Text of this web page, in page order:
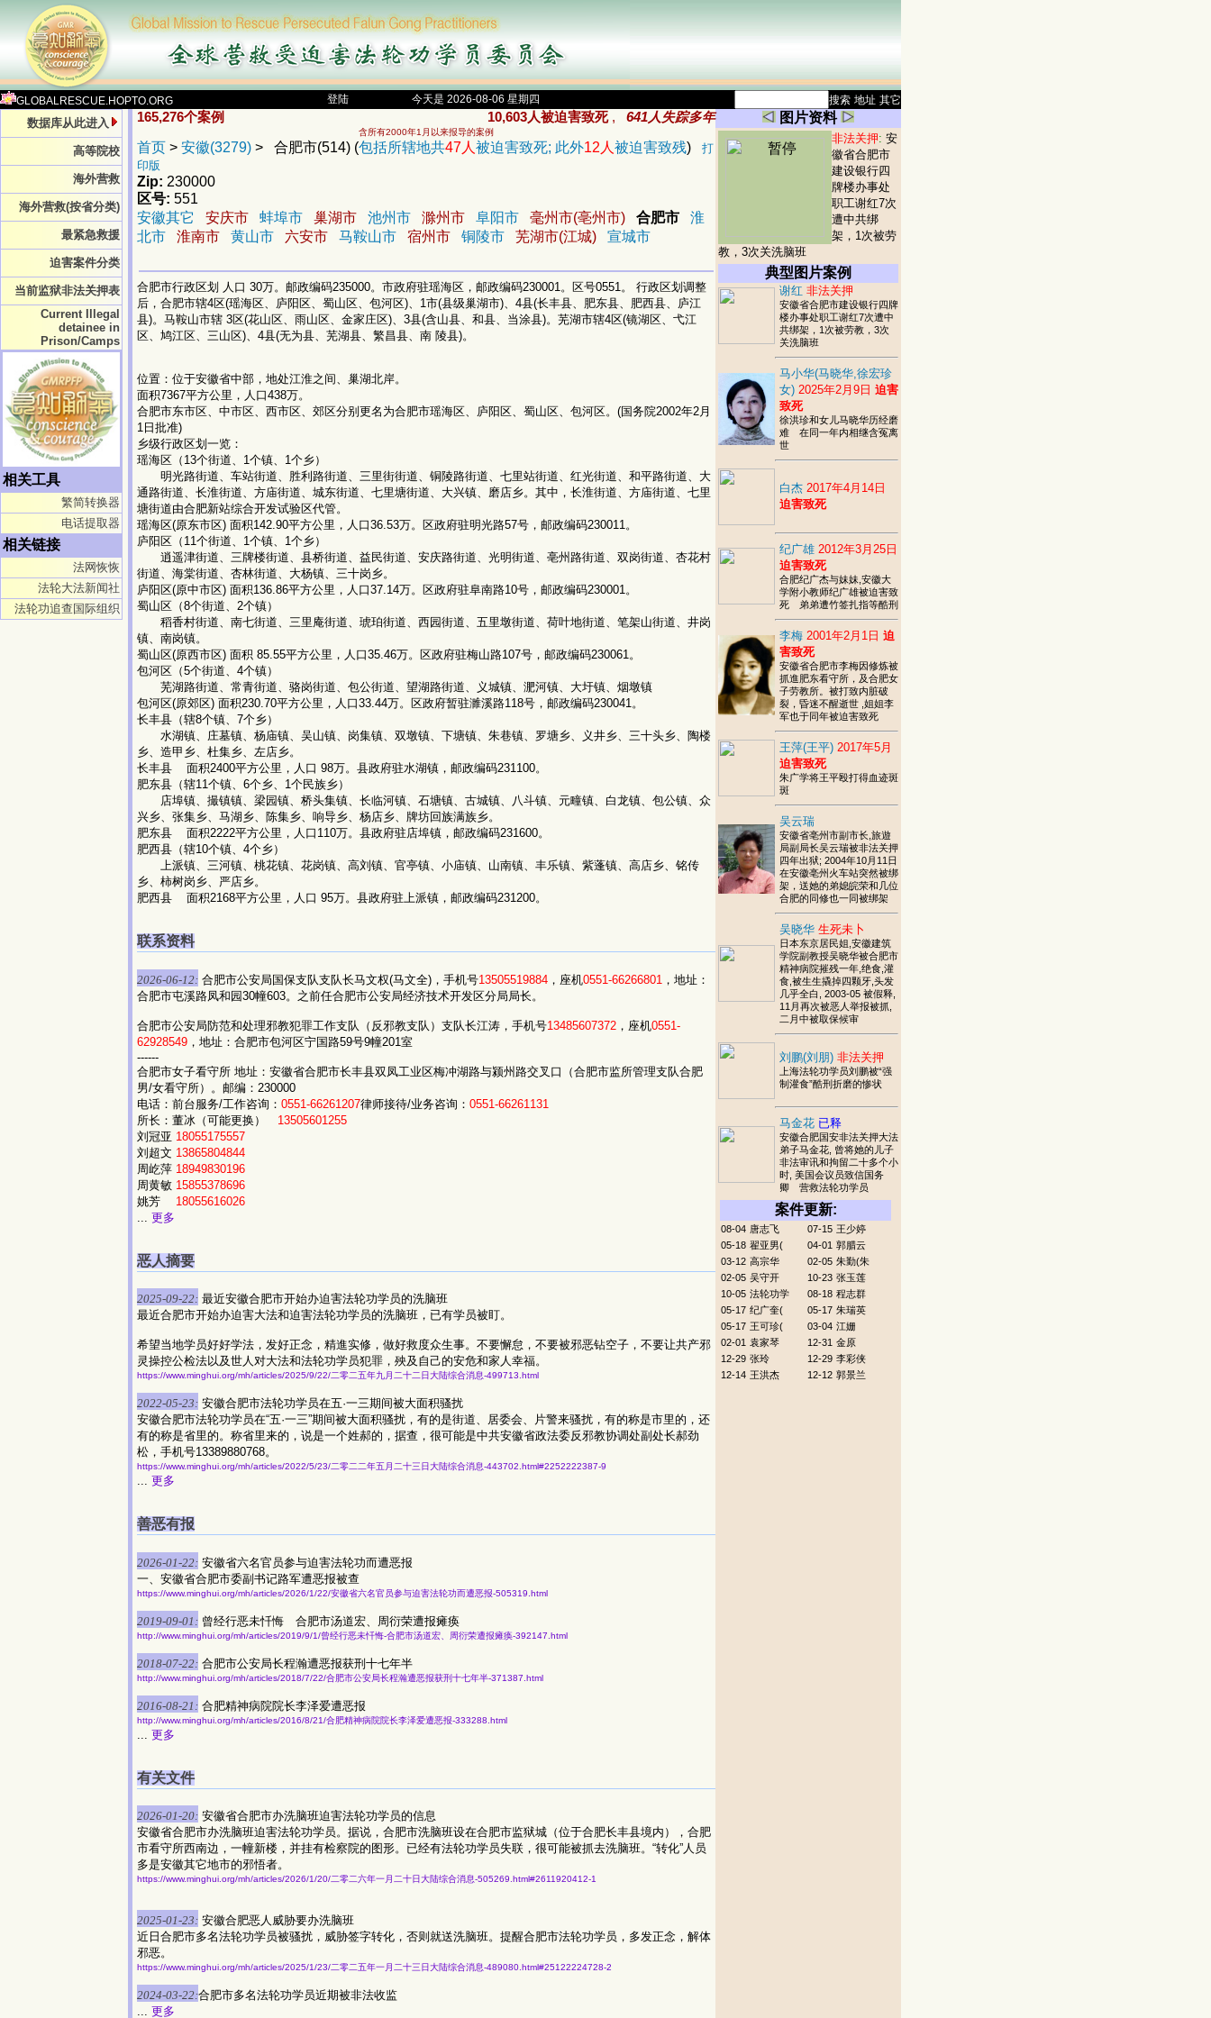
GLOBALRESCUE.HOPTO.ORG 登陆 今天是 2026-08-06 星期四 搜索 地址 其它
数据库从此进入
高等院校
海外营救
海外营救(按省分类)
最紧急救援
迫害案件分类
当前监狱非法关押表
Current Illegal
detainee in
Prison/Camps
相关工具
繁简转换器
电话提取器
相关链接
法网恢恢
法轮大法新闻社
法轮功追查国际组织
165,276个案例 10,603人被迫害致死 , 641人失踪多年
含所有2000年1月以来报导的案例
首页 > 安徽(3279) > 合肥市(514) (包括所辖地共47人 被迫害致死; 此外12人 被迫害致残)
打
印版
Zip: 230000
区号: 551
安徽其它
安庆市 蚌埠市 巢湖市 池州市 滁州市 阜阳市 毫州市(亳州市) 合肥市
淮
北市
淮南市 黄山市 六安市 马鞍山市 宿州市 铜陵市 芜湖市(江城) 宣城市
合肥市行政区划 人口 30万。邮政编码235000。市政府驻瑶海区，邮政编码230001。区号0551。 行政区划调整
后，合肥市辖4区(瑶海区、庐阳区、蜀山区、包河区)、1市(县级巢湖市)、4县(长丰县、肥东县、肥西县、庐江
县)。马鞍山市辖 3区(花山区、雨山区、金家庄区)、3县(含山县、和县、当涂县)。芜湖市辖4区(镜湖区、弋江
区、鸠江区、三山区)、4县(无为县、芜湖县、繁昌县、南 陵县)。
位置：位于安徽省中部，地处江淮之间、巢湖北岸。
面积7367平方公里，人口438万。
合肥市东市区、中市区、西市区、郊区分别更名为合肥市瑶海区、庐阳区、蜀山区、包河区。(国务院2002年2月
1日批准)
乡级行政区划一览：
瑶海区（13个街道、1个镇、1个乡）
明光路街道、车站街道、胜利路街道、三里街街道、铜陵路街道、七里站街道、红光街道、和平路街道、大
通路街道、长淮街道、方庙街道、城东街道、七里塘街道、大兴镇、磨店乡。其中，长淮街道、方庙街道、七里
塘街道由合肥新站综合开发试验区代管。
瑶海区(原东市区) 面积142.90平方公里，人口36.53万。区政府驻明光路57号，邮政编码230011。
庐阳区（11个街道、1个镇、1个乡）
逍遥津街道、三牌楼街道、县桥街道、益民街道、安庆路街道、光明街道、亳州路街道、双岗街道、杏花村
街道、海棠街道、杏林街道、大杨镇、三十岗乡。
庐阳区(原中市区) 面积136.86平方公里，人口37.14万。区政府驻阜南路10号，邮政编码230001。
蜀山区（8个街道、2个镇）
稻香村街道、南七街道、三里庵街道、琥珀街道、西园街道、五里墩街道、荷叶地街道、笔架山街道、井岗
镇、南岗镇。
蜀山区(原西市区) 面积 85.55平方公里，人口35.46万。区政府驻梅山路107号，邮政编码230061。
包河区（5个街道、4个镇）
芜湖路街道、常青街道、骆岗街道、包公街道、望湖路街道、义城镇、淝河镇、大圩镇、烟墩镇
包河区(原郊区) 面积230.70平方公里，人口33.44万。区政府暂驻濉溪路118号，邮政编码230041。
长丰县（辖8个镇、7个乡）
水湖镇、庄墓镇、杨庙镇、吴山镇、岗集镇、双墩镇、下塘镇、朱巷镇、罗塘乡、义井乡、三十头乡、陶楼
乡、造甲乡、杜集乡、左店乡。
长丰县 面积2400平方公里，人口 98万。县政府驻水湖镇，邮政编码231100。
肥东县（辖11个镇、6个乡、1个民族乡）
店埠镇、撮镇镇、梁园镇、桥头集镇、长临河镇、石塘镇、古城镇、八斗镇、元疃镇、白龙镇、包公镇、众
兴乡、张集乡、马湖乡、陈集乡、响导乡、杨店乡、牌坊回族满族乡。
肥东县 面积2222平方公里，人口110万。县政府驻店埠镇，邮政编码231600。
肥西县（辖10个镇、4个乡）
上派镇、三河镇、桃花镇、花岗镇、高刘镇、官亭镇、小庙镇、山南镇、丰乐镇、紫蓬镇、高店乡、铭传
乡、柿树岗乡、严店乡。
肥西县 面积2168平方公里，人口 95万。县政府驻上派镇，邮政编码231200。
联系资料
2026-06-12: 合肥市公安局国保支队支队长马文权(马文全)，手机号13505519884 ，座机0551-66266801 ，地址：
合肥市屯溪路凤和园30幢603。之前任合肥市公安局经济技术开发区分局局长。
合肥市公安局防范和处理邪教犯罪工作支队（反邪教支队）支队长江涛，手机号13485607372 ，座机0551-
62928549 ，地址：合肥市包河区宁国路59号9幢201室
------
合肥市女子看守所 地址：安徽省合肥市长丰县双凤工业区梅冲湖路与颍州路交叉口（合肥市监所管理支队合肥
男/女看守所）。邮编：230000
电话：前台服务/工作咨询： 0551-66261207律师接待/业务咨询： 0551-66261131
所长：董冰（可能更换） 13505601255
刘冠亚 18055175557
刘超文 13865804844
周屹萍 18949830196
周黄敏 15855378696
姚芳 18055616026
更多
恶人摘要
2025-09-22: 最近安徽合肥市开始办迫害法轮功学员的洗脑班
最近合肥市开始办迫害大法和迫害法轮功学员的洗脑班，已有学员被盯。
希望当地学员好好学法，发好正念，精進实修，做好救度众生事。不要懈怠，不要被邪恶钻空子，不要让共产邪
灵操控公检法以及世人对大法和法轮功学员犯罪，殃及自己的安危和家人幸福。
https://www.minghui.org/mh/articles/2025/9/22/二零二五年九月二十二日大陆综合消息-499713.html
2022-05-23: 安徽合肥市法轮功学员在五·一三期间被大面积骚扰
安徽合肥市法轮功学员在“五·一三”期间被大面积骚扰，有的是街道、居委会、片警来骚扰，有的称是市里的，还
有的称是省里的。称省里来的，说是一个姓郝的，据查，很可能是中共安徽省政法委反邪教协调处副处长郝劲
松，手机号13389880768。
https://www.minghui.org/mh/articles/2022/5/23/二零二二年五月二十三日大陆综合消息-443702.html#2252222387-9
... 更多
善恶有报
2026-01-22: 安徽省六名官员参与迫害法轮功而遭恶报
一、安徽省合肥市委副书记路军遭恶报被查
https://www.minghui.org/mh/articles/2026/1/22/安徽省六名官员参与迫害法轮功而遭恶报-505319.html
2019-09-01: 曾经行恶未忏悔 合肥市汤道宏、周衍荣遭报瘫痪
http://www.minghui.org/mh/articles/2019/9/1/曾经行恶未忏悔-合肥市汤道宏、周衍荣遭报瘫痪-392147.html
2018-07-22: 合肥市公安局长程瀚遭恶报获刑十七年半
http://www.minghui.org/mh/articles/2018/7/22/合肥市公安局长程瀚遭恶报获刑十七年半-371387.html
2016-08-21: 合肥精神病院院长李泽爱遭恶报
http://www.minghui.org/mh/articles/2016/8/21/合肥精神病院院长李泽爱遭恶报-333288.html
更多
有关文件
2026-01-20: 安徽省合肥市办洗脑班迫害法轮功学员的信息
安徽省合肥市办洗脑班迫害法轮功学员。据说，合肥市洗脑班设在合肥市监狱城（位于合肥长丰县境内），合肥
市看守所西南边，一幢新楼，并挂有检察院的图形。已经有法轮功学员失联，很可能被抓去洗脑班。“转化”人员
多是安徽其它地市的邪悟者。
https://www.minghui.org/mh/articles/2026/1/20/二零二六年一月二十日大陆综合消息-505269.html#2611920412-1
2025-01-23: 安徽合肥恶人威胁要办洗脑班
近日合肥市多名法轮功学员被骚扰，威胁签字转化，否则就送洗脑班。提醒合肥市法轮功学员，多发正念，解体
邪恶。
https://www.minghui.org/mh/articles/2025/1/23/二零二五年一月二十三日大陆综合消息-489080.html#25122224728-2
2024-03-22:合肥市多名法轮功学员近期被非法收监
... 更多
图片资料
非法关押: 安
徽省合肥市
建设银行四
牌楼办事处
职工谢红7次
遭中共绑
架，1次被劳
教，3次关洗脑班
典型图片案例
谢红 非法关押
安徽省合肥市建设银行四牌
楼办事处职工谢红7次遭中
共绑架，1次被劳教，3次
关洗脑班
马小华(马晓华,徐宏珍
女) 2025年2月9日 迫害
致死
徐洪珍和女儿马晓华历经磨
难 在同一年内相继含冤离
世
白杰 2017年4月14日
迫害致死
纪广雄 2012年3月25日
迫害致死
合肥纪广杰与妹妹,安徽大
学附小教师纪广雄被迫害致
死 弟弟遭竹签扎指等酷刑
李梅 2001年2月1日 迫
害致死
安徽省合肥市李梅因修炼被
抓進肥东看守所，及合肥女
子劳教所。被打致内脏破
裂，昏迷不醒逝世 ,姐姐李
军也于同年被迫害致死
王萍(王平) 2017年5月
迫害致死
朱广学将王平殴打得血迹斑
斑
吴云瑞
安徽省亳州市副市长,旅遊
局副局长吴云瑞被非法关押
四年出狱; 2004年10月11日
在安徽亳州火车站突然被绑
架，送她的弟媳皖荣和几位
合肥的同修也一同被绑架
吴晓华 生死未卜
日本东京居民姐,安徽建筑
学院副教授吴晓华被合肥市
精神病院摧残一年,绝食,灌
食,被生生撬掉四颗牙,头发
几乎全白, 2003-05 被假释,
11月再次被恶人举报被抓,
二月中被取保候审
刘鹏(刘朋) 非法关押
上海法轮功学员刘鹏被“强
制灌食”酷刑折磨的惨状
马金花 已释
安徽合肥国安非法关押大法
弟子马金花, 曾将她的儿子
非法审讯和拘留二十多个小
时, 美国会议员致信国务
卿 营救法轮功学员
案件更新:
08-04 唐志飞 07-15 王少婷
05-18 翟亚男( 04-01 郭腊云
03-12 高宗华 02-05 朱勤(朱
02-05 吴守开 10-23 张玉莲
10-05 法轮功学 08-18 程志群
05-17 纪广奎( 05-17 朱瑞英
05-17 王可珍( 03-04 江姗
02-01 袁家琴 12-31 金原
12-29 张玲 12-29 李彩侠
12-14 王洪杰 12-12 郭景兰